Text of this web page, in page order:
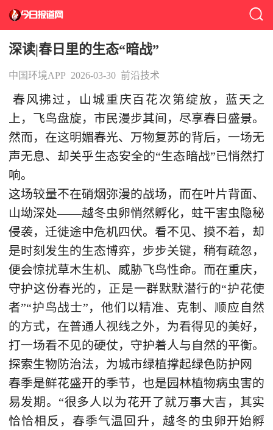
深读|春日里的生态“暗战”
中国环境APP 2026-03-30 前沿技术
春风拂过，山城重庆百花次第绽放，蓝天之
上，飞鸟盘旋，市民漫步其间，尽享春日盛景。
然而，在这明媚春光、万物复苏的背后，一场无
声无息、却关乎生态安全的“生态暗战”已悄然打
响。
这场较量不在硝烟弥漫的战场，而在叶片背面、
山坳深处——越冬虫卵悄然孵化，蛀干害虫隐秘
侵袭，迁徙途中危机四伏。看不见、摸不着，却
是时刻发生的生态博弈，步步关键，稍有疏忽，
便会惊扰草木生机、威胁飞鸟性命。而在重庆，
守护这份春光的，正是一群默默潜行的“护花使
者”“护鸟战士”，他们以精准、克制、顺应自然
的方式，在普通人视线之外，为看得见的美好，
打一场看不见的硬仗，守护着人与自然的平衡。
探索生物防治法，为城市绿植撑起绿色防护网
春季是鲜花盛开的季节，也是园林植物病虫害的
易发期。“很多人以为花开了就万事大吉，其实
恰恰相反，春季气温回升，越冬的虫卵开始孵